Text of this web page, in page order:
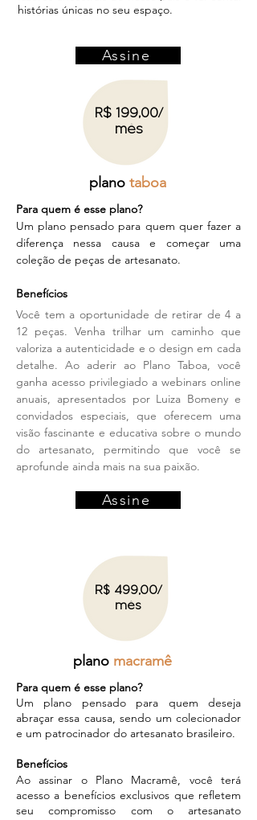
histórias únicas no seu espaço.
Assine
R$ 199,00/
mês
plano taboa
Para quem é esse plano?
Um plano pensado para quem quer fazer a
diferença nessa causa e começar uma
coleção de peças de artesanato.
Benefícios
Você tem a oportunidade de retirar de 4 a
12 peças. Venha trilhar um caminho que
valoriza a autenticidade e o design em cada
detalhe. Ao aderir ao Plano Taboa, você
ganha acesso privilegiado a webinars online
anuais, apresentados por Luiza Bomeny e
convidados especiais, que oferecem uma
visão fascinante e educativa sobre o mundo
do artesanato, permitindo que você se
aprofunde ainda mais na sua paixão.
Assine
R$ 499,00/
mês
plano macramê
Para quem é esse plano?
Um plano pensado para quem deseja
abraçar essa causa, sendo um colecionador
e um patrocinador do artesanato brasileiro.
Benefícios
Ao assinar o Plano Macramê, você terá
acesso a benefícios exclusivos que refletem
seu compromisso com o artesanato